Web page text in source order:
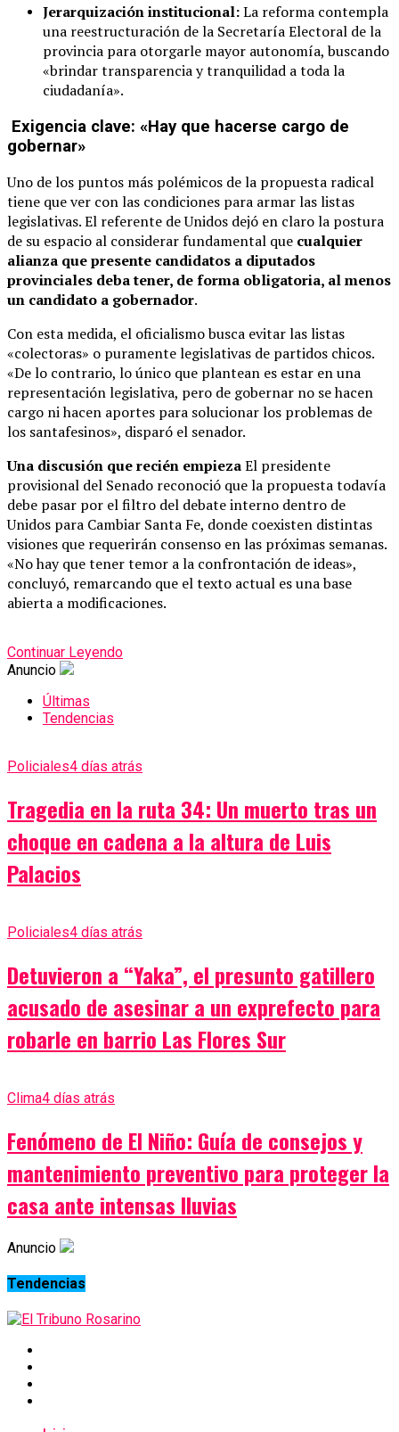
Jerarquización institucional:La reforma contempla
una reestructuración de la Secretaría Electoral de la
provincia para otorgarle mayor autonomía, buscando
«brindar transparencia y tranquilidad a toda la
ciudadanía».
Exigencia clave: «Hay que hacerse cargo de
gobernar»
Uno de los puntos más polémicos de la propuesta radical
tiene que ver con las condiciones para armar las listas
legislativas. El referente de Unidos dejó en claro la postura
de su espacio al considerar fundamental que cualquier
alianza que presente candidatos a diputados
provinciales deba tener, de forma obligatoria, al menos
un candidato a gobernador.
Con esta medida, el oficialismo busca evitar las listas
«colectoras» o puramente legislativas de partidos chicos.
«De lo contrario, lo único que plantean es estar en una
representación legislativa, pero de gobernar no se hacen
cargo ni hacen aportes para solucionar los problemas de
los santafesinos», disparó el senador.
Una discusión que recién empiezaEl presidente
provisional del Senado reconoció que la propuesta todavía
debe pasar por el filtro del debate interno dentro de
Unidos para Cambiar Santa Fe, donde coexisten distintas
visiones que requerirán consenso en las próximas semanas.
«No hay que tener temor a la confrontación de ideas»,
concluyó, remarcando que el texto actual es una base
abierta a modificaciones.
Continuar Leyendo
Anuncio
Últimas
Tendencias
Policiales4 días atrás
Tragedia en la ruta 34: Un muerto tras un
choque en cadena a la altura de Luis
Palacios
Policiales4 días atrás
Detuvieron a “Yaka”, el presunto gatillero
acusado de asesinar a un exprefecto para
robarle en barrio Las Flores Sur
Clima4 días atrás
Fenómeno de El Niño: Guía de consejos y
mantenimiento preventivo para proteger la
casa ante intensas lluvias
Anuncio
Tendencias